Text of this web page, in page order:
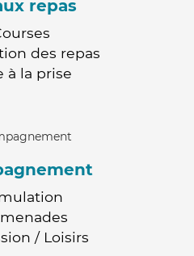
repas
des repas
à la prise
/ Loisirs